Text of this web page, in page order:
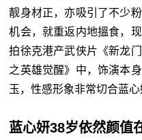
靓身材正，亦吸引了不少
机会，就重返内地搵食，
拍徐克港产武侠片《新龙
之英雄觉醒》中，饰演本
玉，性感形象非常切合蓝心
蓝心妍38岁依然颜值